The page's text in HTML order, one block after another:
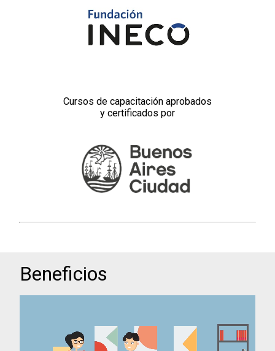
Cursos de capacitación aprobados
y certificados por
Beneficios